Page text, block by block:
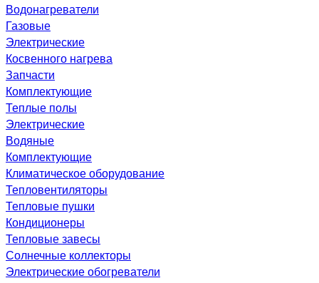
Водонагреватели
Газовые
Электрические
Косвенного нагрева
Запчасти
Комплектующие
Теплые полы
Электрические
Водяные
Комплектующие
Климатическое оборудование
Тепловентиляторы
Тепловые пушки
Кондиционеры
Тепловые завесы
Солнечные коллекторы
Электрические обогреватели